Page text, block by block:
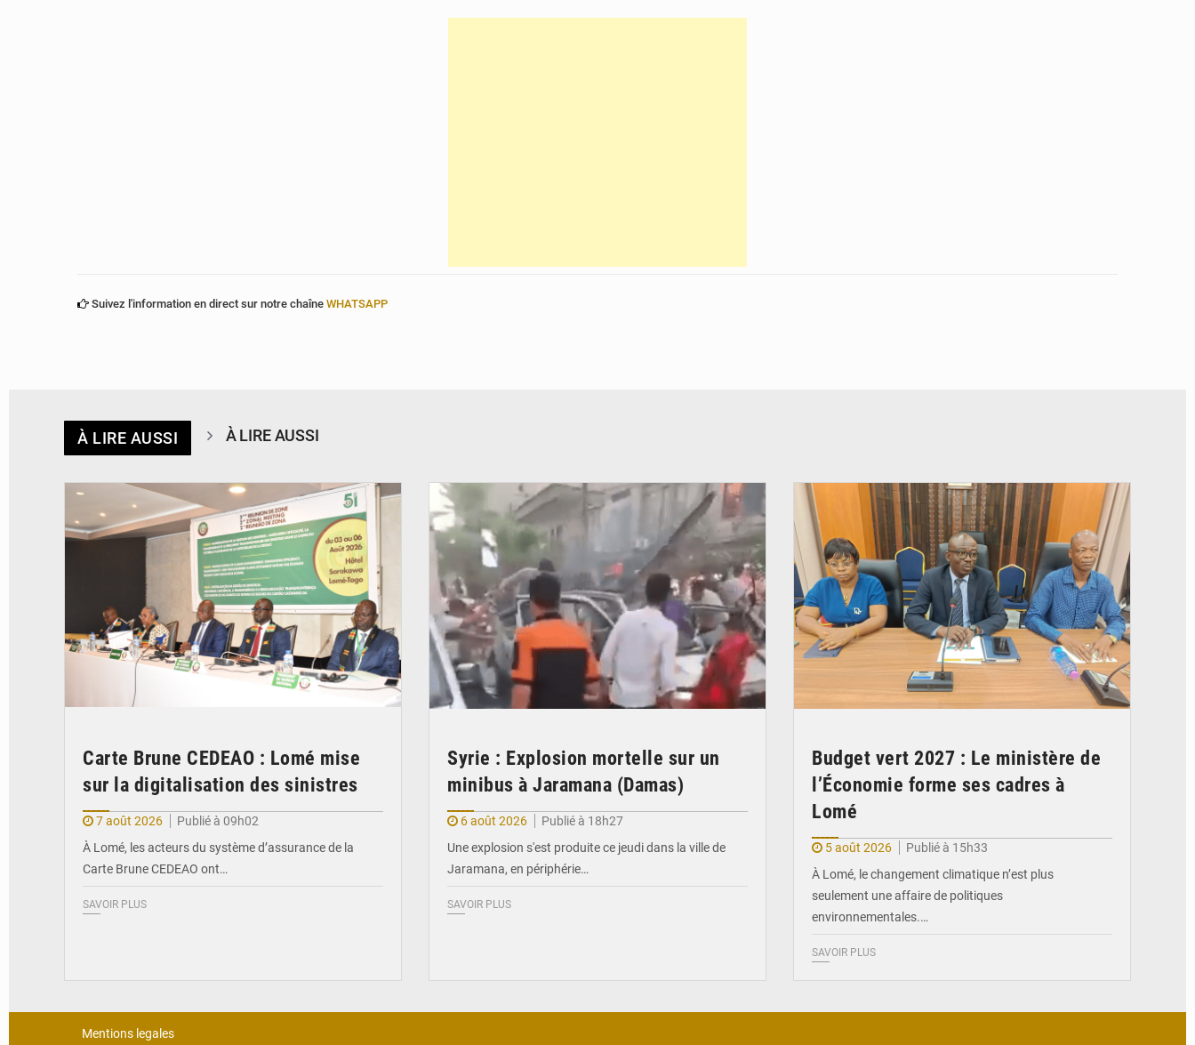
Suivez l'information en direct sur notre chaîne WHATSAPP
À LIRE AUSSI À LIRE AUSSI
Carte Brune CEDEAO : Lomé mise
sur la digitalisation des sinistres
7 août 2026
Publié à 09h02
À Lomé, les acteurs du système d’assurance de la
Carte Brune CEDEAO ont…
SAVOIR PLUS
Syrie : Explosion mortelle sur un
minibus à Jaramana (Damas)
6 août 2026
Publié à 18h27
Une explosion s'est produite ce jeudi dans la ville de
Jaramana, en périphérie…
SAVOIR PLUS
Budget vert 2027 : Le ministère de
l’Économie forme ses cadres à
Lomé
5 août 2026
Publié à 15h33
À Lomé, le changement climatique n’est plus
seulement une affaire de politiques
environnementales.…
SAVOIR PLUS
Mentions legales